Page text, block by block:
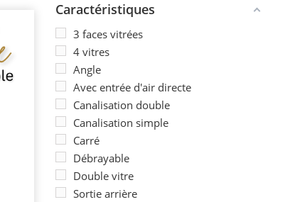
Caractéristiques
3 faces vitrées
4 vitres
Angle
Avec entrée d'air directe
Canalisation double
Canalisation simple
Carré
Débrayable
Double vitre
Sortie arrière